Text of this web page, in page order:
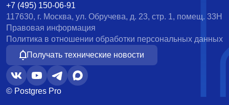
+7 (495) 150-06-91
117630, г. Москва, ул. Обручева, д. 23, стр. 1, помещ. 33Н
Правовая информация
Политика в отношении обработки персональных данных
Получать технические новости
© Postgres Pro